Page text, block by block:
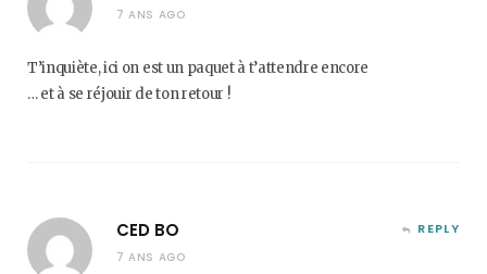
7 ANS AGO
T’inquiète, ici on est un paquet à t’attendre encore
… et à se réjouir de ton retour !
CED BO
7 ANS AGO
REPLY